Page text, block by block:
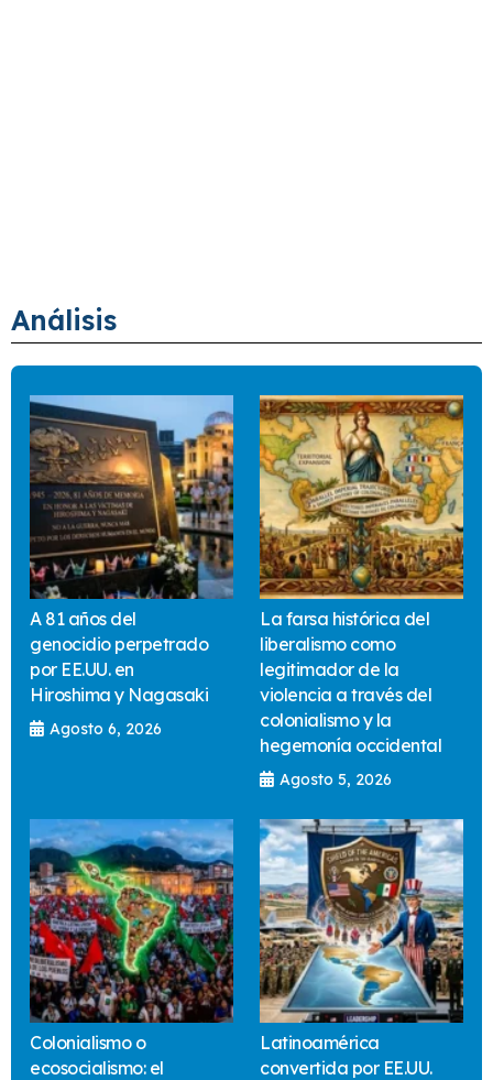
Análisis
A 81 años del
genocidio perpetrado
por EE.UU. en
Hiroshima y Nagasaki
Agosto 6, 2026
La farsa histórica del
liberalismo como
legitimador de la
violencia a través del
colonialismo y la
hegemonía occidental
Agosto 5, 2026
Colonialismo o
ecosocialismo: el
Latinoamérica
convertida por EE.UU.